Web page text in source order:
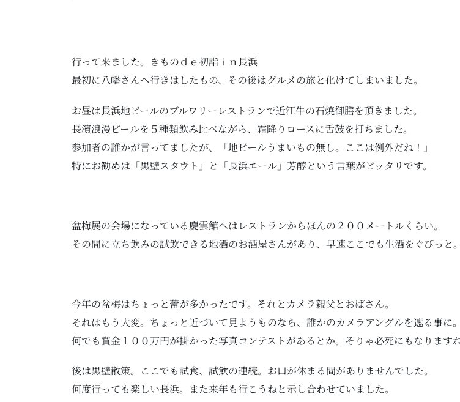
行って来ました。きものｄｅ初詣ⅰｎ長浜
最初に八幡さんへ行きはしたもの、その後はグルメの旅と化けてしまいました。
お昼は長浜地ビールのブルワリーレストランで近江牛の石焼御膳を頂きました。
長濱浪漫ビールを５種類飲み比べながら、霜降りロースに舌鼓を打ちました。
参加者の誰かが言ってましたが、「地ビールうまいもの無し。ここは例外だね！」
特にお勧めは「黒壁スタウト」と「長浜エール」芳醇という言葉がピッタリです。
盆梅展の会場になっている慶雲館へはレストランからほんの２００メートルくらい。
その間に立ち飲みの試飲できる地酒のお酒屋さんがあり、早速ここでも生酒をぐびっと。
今年の盆梅はちょっと蕾が多かったです。それとカメラ親父とおばさん。
それはもう大変。ちょっと近づいて見ようものなら、誰かのカメラアングルを遮る事に。
何でも賞金１００万円が掛かった写真コンテストがあるとか。そりゃ必死にもなりますね
後は黒壁散策。ここでも試食、試飲の連続。お口が休まる間がありませんでした。
何度行っても楽しい長浜。また来年も行こうねと示し合わせていました。